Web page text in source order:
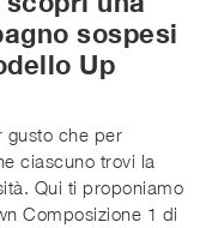
sospesi
Up
gusto che per
ciascuno trovi la
Qui ti proponiamo
Composizione 1 di